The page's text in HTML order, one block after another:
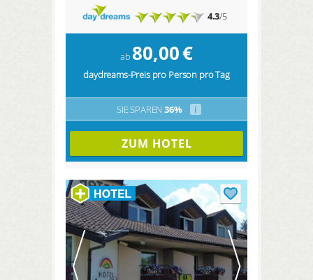
4.3/5
ab 80,00€
daydreams-Preis pro Person pro Tag
SIE SPAREN 36% i
ZUM HOTEL